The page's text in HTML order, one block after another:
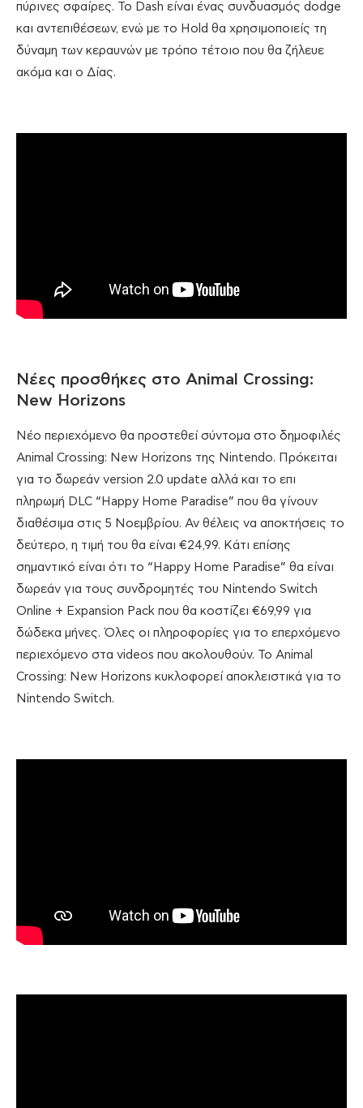
πύρινες σφαίρες. Το Dash είναι ένας συνδυασμός dodge
και αντεπιθέσεων, ενώ με το Hold θα χρησιμοποιείς τη
δύναμη των κεραυνών με τρόπο τέτοιο που θα ζήλευε
ακόμα και ο Δίας.
Νέες προσθήκες στο Animal Crossing:
New Horizons
Νέο περιεχόμενο θα προστεθεί σύντομα στο δημοφιλές
Animal Crossing: New Horizons της Nintendo. Πρόκειται
για το δωρεάν version 2.0 update αλλά και το επι
πληρωμή DLC “Happy Home Paradise” που θα γίνουν
διαθέσιμα στις 5 Νοεμβρίου. Αν θέλεις να αποκτήσεις το
δεύτερο, η τιμή του θα είναι €24,99. Κάτι επίσης
σημαντικό είναι ότι το “Happy Home Paradise” θα είναι
δωρεάν για τους συνδρομητές του Nintendo Switch
Online + Expansion Pack που θα κοστίζει €69,99 για
δώδεκα μήνες. Όλες οι πληροφορίες για το επερχόμενο
περιεχόμενο στα videos που ακολουθούν. Το Animal
Crossing: New Horizons κυκλοφορεί αποκλειστικά για το
Nintendo Switch.